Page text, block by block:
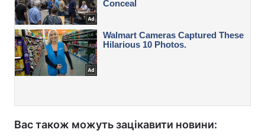
Вас також можуть зацікавити новини: